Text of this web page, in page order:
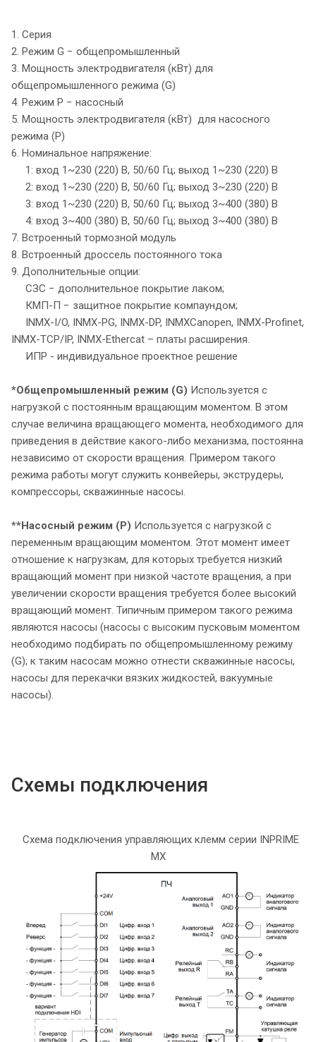
1. Серия
2. Режим G − общепромышленный
3. Мощность электродвигателя (кВт) для
общепромышленного режима (G)
4. Режим P − насосный
5. Мощность электродвигателя (кВт) для насосного
режима (P)
6. Номинальное напряжение:
1: вход 1~230 (220) В, 50/60 Гц; выход 1~230 (220) В
2: вход 1~230 (220) В, 50/60 Гц; выход 3~230 (220) В
3: вход 1~230 (220) В, 50/60 Гц; выход 3~400 (380) В
4: вход 3~400 (380) В, 50/60 Гц; выход 3~400 (380) В
7. Встроенный тормозной модуль
8. Встроенный дроссель постоянного тока
9. Дополнительные опции:
СЗС − дополнительное покрытие лаком;
КМП-П − защитное покрытие компаундом;
INMX-I/O, INMX-PG, INMX-DP, INMXCanopen, INMX-Profinet,
INMX-TCP/IP, INMX-Ethercat – платы расширения.
ИПР - индивидуальное проектное решение
*Общепромышленный режим (G) Используется с
нагрузкой с постоянным вращающим моментом. В этом
случае величина вращающего момента, необходимого для
приведения в действие какого-либо механизма, постоянна
независимо от скорости вращения. Примером такого
режима работы могут служить конвейеры, экструдеры,
компрессоры, скважинные насосы.
**Насосный режим (P) Используется с нагрузкой с
переменным вращающим моментом. Этот момент имеет
отношение к нагрузкам, для которых требуется низкий
вращающий момент при низкой частоте вращения, а при
увеличении скорости вращения требуется более высокий
вращающий момент. Типичным примером такого режима
являются насосы (насосы с высоким пусковым моментом
необходимо подбирать по общепромышленному режиму
(G); к таким насосам можно отнести скважинные насосы,
насосы для перекачки вязких жидкостей, вакуумные
насосы).
Схемы подключения
Схема подключения управляющих клемм серии INPRIME
MX